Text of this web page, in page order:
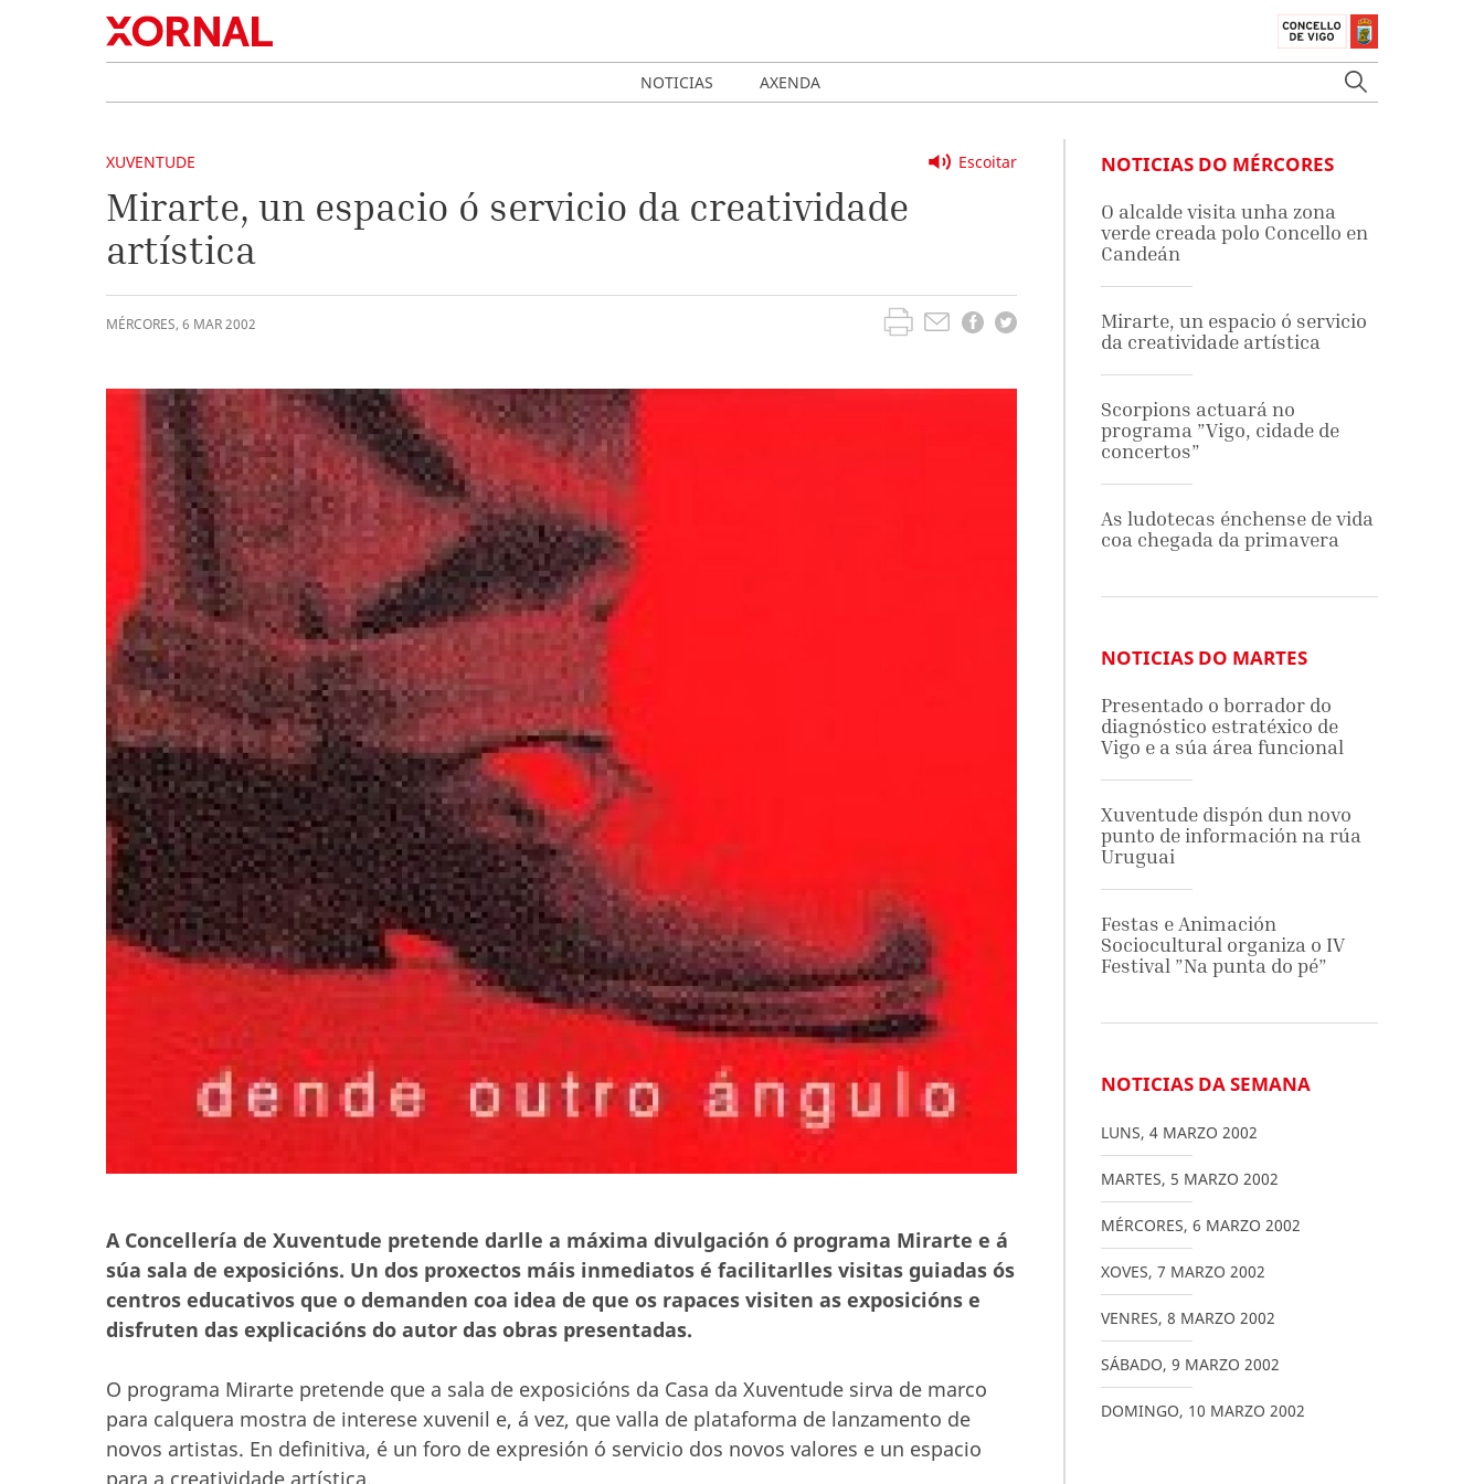
NOTICIAS AXENDA
Escoitar
XUVENTUDE
Mirarte, un espacio ó servicio da creatividade
artística
MÉRCORES, 6 MAR2002
A Concellería de Xuventude pretende darlle a máxima divulgación ó programa Mirarte e á
súa sala de exposicións. Un dos proxectos máis inmediatos é facilitarlles visitas guiadas ós
centros educativos que o demanden coa idea de que os rapaces visiten as exposicións e
disfruten das explicacións do autor das obras presentadas.
O programa Mirarte pretende que a sala de exposicións da Casa da Xuventude sirva de marco
para calquera mostra de interese xuvenil e, á vez, que valla de plataforma de lanzamento de
novos artistas. En definitiva, é un foro de expresión ó servicio dos novos valores e un espacio
NOTICIAS DO MÉRCORES
O alcalde visita unha zona
verde creada polo Concello en
Candeán
Mirarte, un espacio ó servicio
da creatividade artística
Scorpions actuará no
programa ”Vigo, cidade de
concertos”
As ludotecas énchense de vida
coa chegada da primavera
NOTICIAS DO MARTES
Presentado o borrador do
diagnóstico estratéxico de
Vigo e a súa área funcional
Xuventude dispón dun novo
punto de información na rúa
Uruguai
Festas e Animación
Sociocultural organiza o IV
Festival ”Na punta do pé”
NOTICIAS DA SEMANA
LUNS, 4 MARZO 2002
MARTES, 5 MARZO 2002
MÉRCORES, 6 MARZO 2002
XOVES, 7 MARZO 2002
VENRES, 8 MARZO 2002
SÁBADO, 9 MARZO 2002
DOMINGO, 10 MARZO 2002